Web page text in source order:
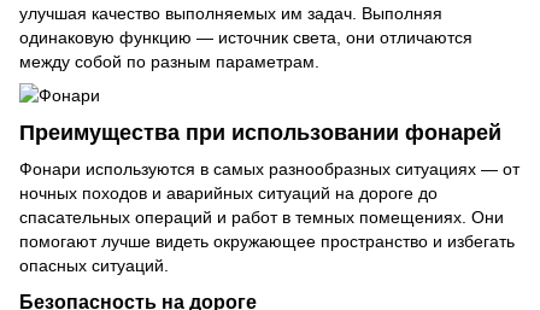
улучшая качество выполняемых им задач. Выполняя
одинаковую функцию — источник света, они отличаются
между собой по разным параметрам.
Преимущества при использовании фонарей
Фонари используются в самых разнообразных ситуациях — от
ночных походов и аварийных ситуаций на дороге до
спасательных операций и работ в темных помещениях. Они
помогают лучше видеть окружающее пространство и избегать
опасных ситуаций.
Безопасность на дороге